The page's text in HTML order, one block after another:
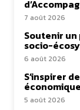
7 août 2026
Soutenir
socio-
6 août 2026
S’inspirer
5 août 2026